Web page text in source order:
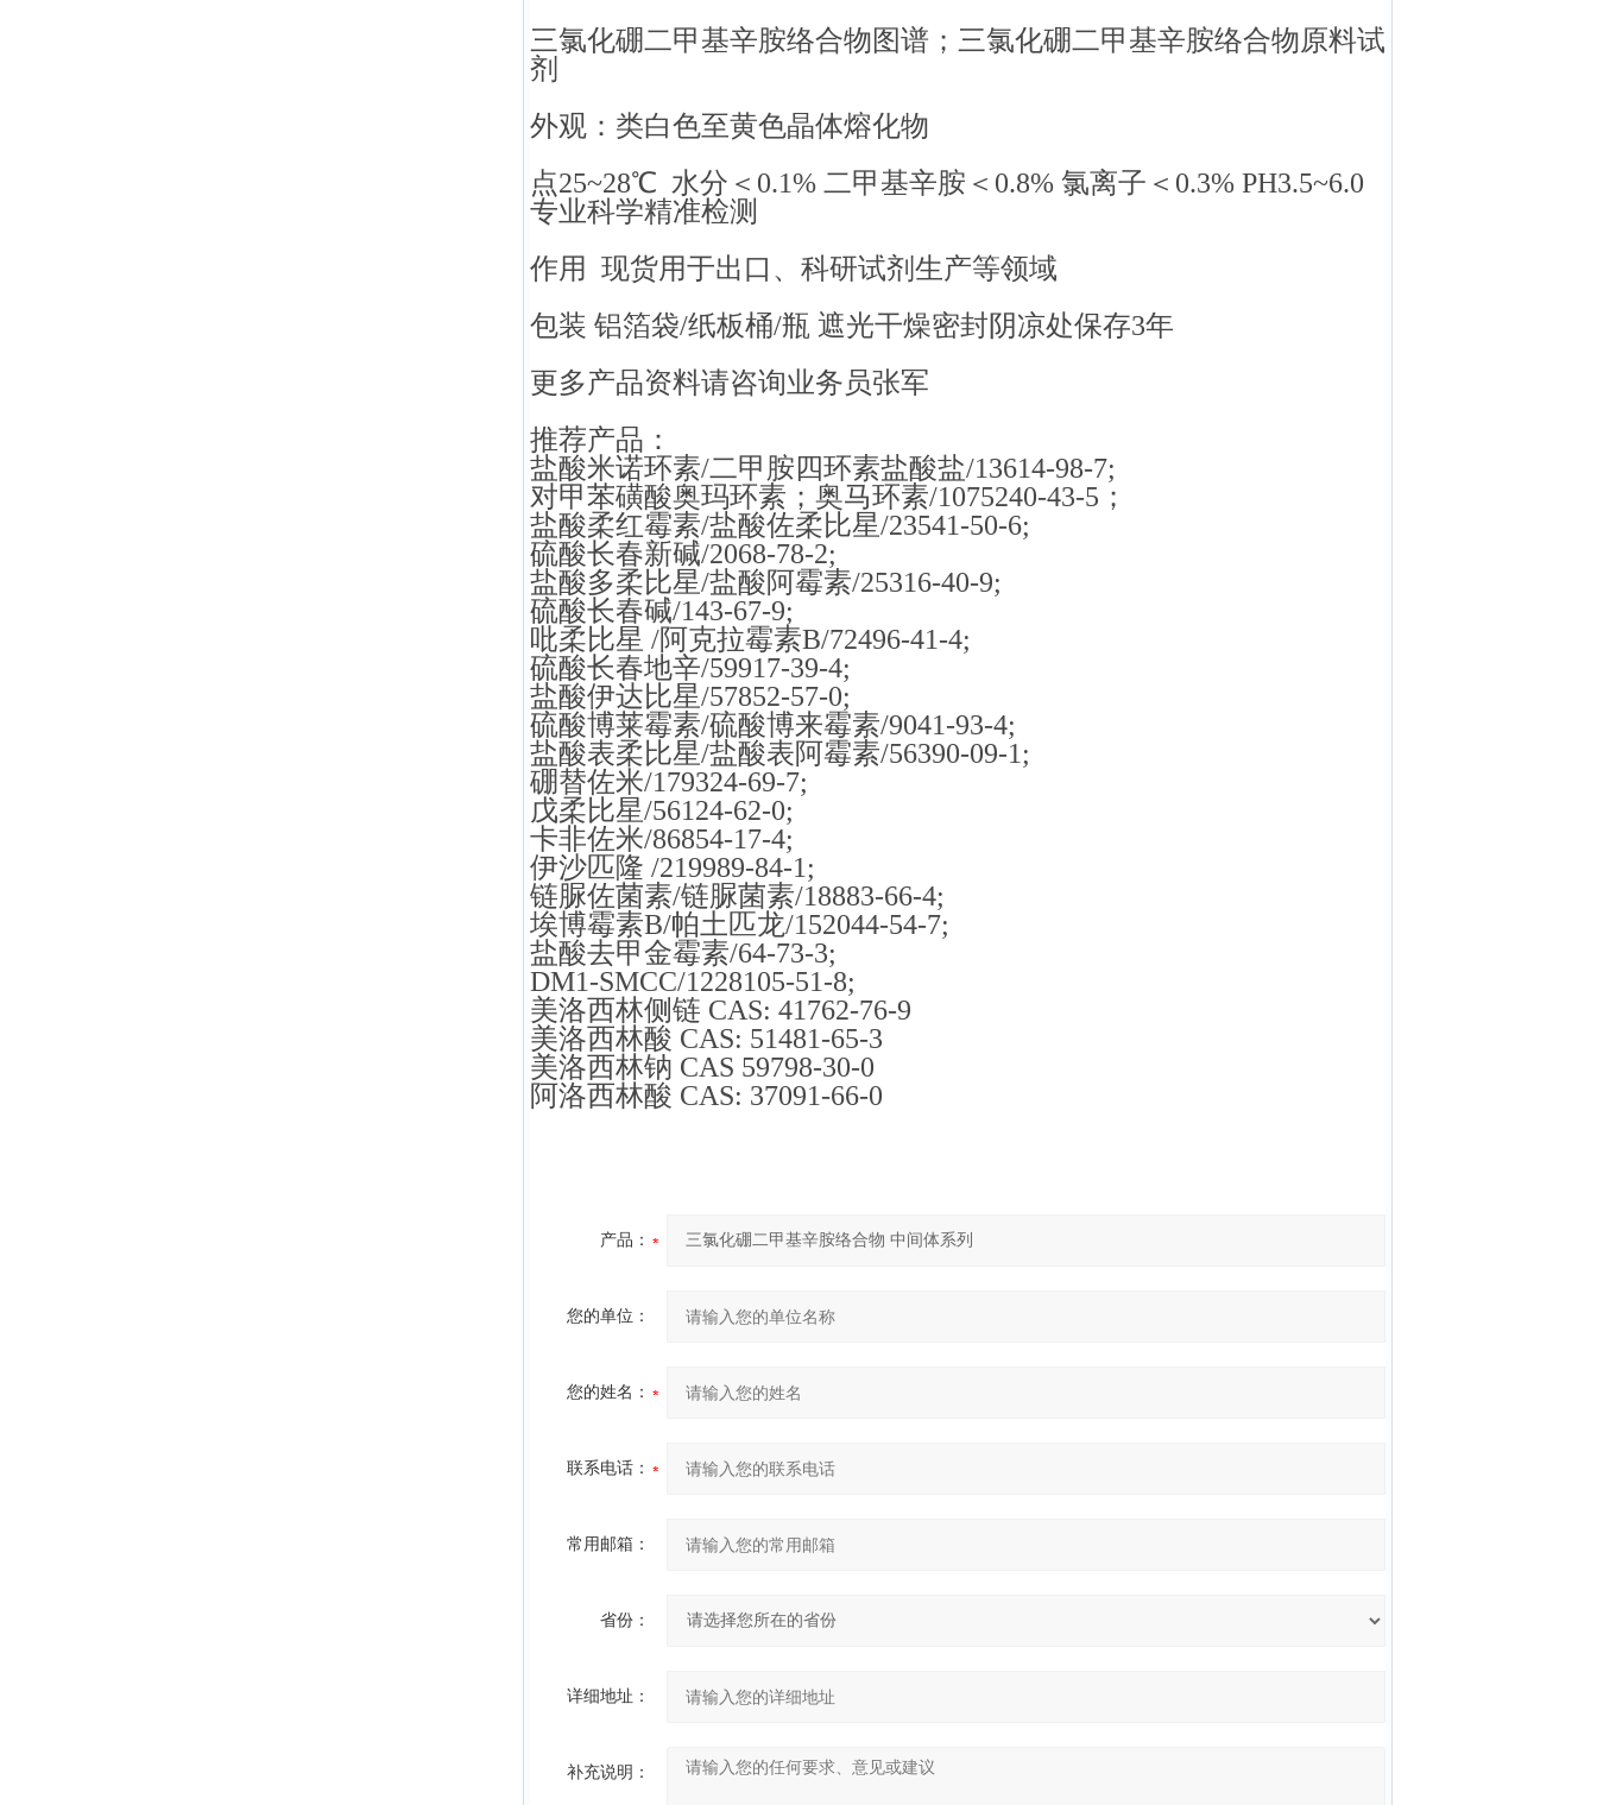
三氯化硼二甲基辛胺络合物图谱；三氯化硼二甲基辛胺络合物原料试
剂
外观：类白色至黄色晶体熔化物
点25~28℃ 水分＜0.1% 二甲基辛胺＜0.8% 氯离子＜0.3% PH3.5~6.0
专业科学精准检测
作用 现货用于出口、科研试剂生产等领域
包装 铝箔袋/纸板桶/瓶 遮光干燥密封阴凉处保存3年
更多产品资料请咨询业务员张军
推荐产品：
盐酸米诺环素/二甲胺四环素盐酸盐/13614-98-7;
对甲苯磺酸奥玛环素；奥马环素/1075240-43-5；
盐酸柔红霉素/盐酸佐柔比星/23541-50-6;
硫酸长春新碱/2068-78-2;
盐酸多柔比星/盐酸阿霉素/25316-40-9;
硫酸长春碱/143-67-9;
吡柔比星 /阿克拉霉素B/72496-41-4;
硫酸长春地辛/59917-39-4;
盐酸伊达比星/57852-57-0;
硫酸博莱霉素/硫酸博来霉素/9041-93-4;
盐酸表柔比星/盐酸表阿霉素/56390-09-1;
硼替佐米/179324-69-7;
戊柔比星/56124-62-0;
卡非佐米/86854-17-4;
伊沙匹隆 /219989-84-1;
链脲佐菌素/链脲菌素/18883-66-4;
埃博霉素B/帕土匹龙/152044-54-7;
盐酸去甲金霉素/64-73-3;
DM1-SMCC/1228105-51-8;
美洛西林侧链 CAS: 41762-76-9
美洛西林酸 CAS: 51481-65-3
美洛西林钠 CAS 59798-30-0
阿洛西林酸 CAS: 37091-66-0
产品：
您的单位：
您的姓名：
联系电话：
常用邮箱：
省份：
详细地址：
补充说明：